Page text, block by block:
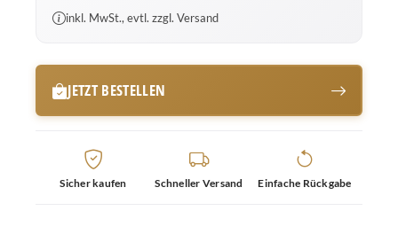
inkl. MwSt., evtl. zzgl. Versand
JETZT BESTELLEN
Sicher kaufen Schneller Versand Einfache Rückgabe